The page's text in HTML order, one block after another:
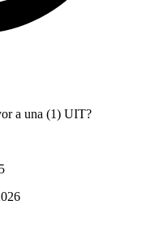
a una (1) UIT?